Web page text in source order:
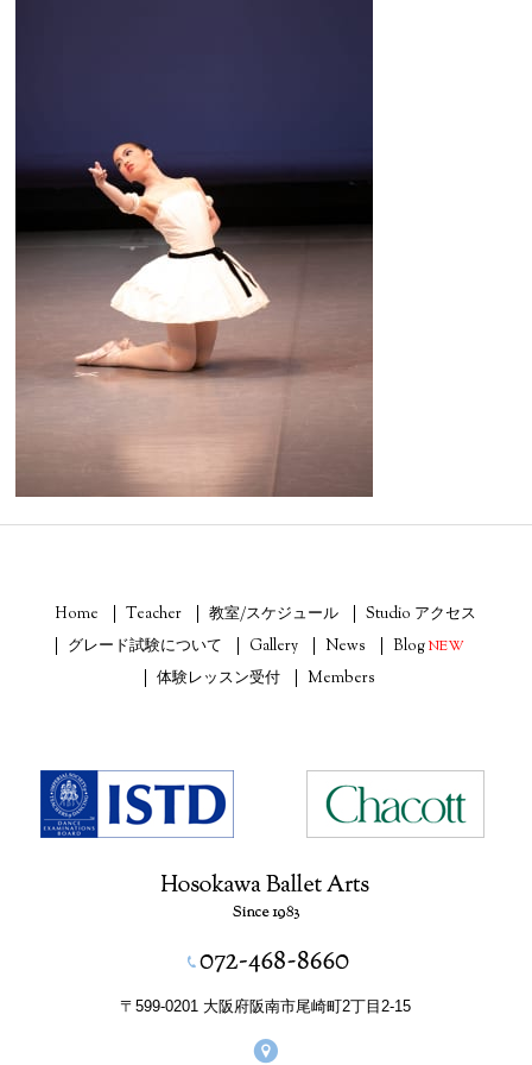
Home Teacher 教室/スケジュール
Studio アクセス
グレード試験について
Gallery News BlogNEW
体験レッスン受付
Members
〒599-0201 大阪府阪南市尾崎町2丁目2-15